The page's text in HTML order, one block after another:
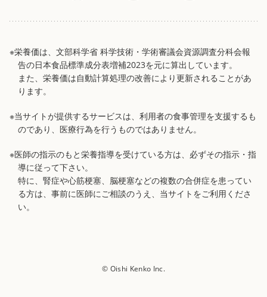
※栄養価は、文部科学省 科学技術・学術審議会資源調査分科会報
告の日本食品標準成分表増補2023を元に算出しています。
また、栄養価は自動計算処理の改善により更新されることがあ
ります。
※当サイトが提供するサービスは、利用者の食事管理を支援するも
のであり、医療行為を行うものではありません。
※医師の指示のもと栄養指導を受けている方は、必ずその指示・指
導に従って下さい。
特に、腎症や心筋梗塞、脳梗塞などの複数の合併症を患ってい
る方は、事前に医師にご相談のうえ、当サイトをご利用くださ
い。
© Oishi Kenko Inc.